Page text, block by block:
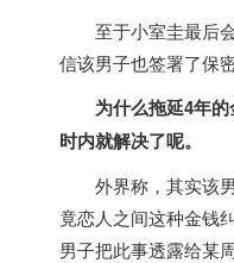
至于小室圭最后会
信该男子也签署了保
为什么拖延4年
时内就解决了呢。
外界称，其实该男
竟恋人之间这种金钱
男子把此事透露给某